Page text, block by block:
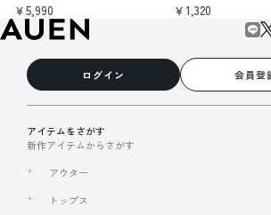
￥5,990
￥1,320
ログイン 会員登
アイテムをさがす
新作アイテムからさがす
アウター
トップス